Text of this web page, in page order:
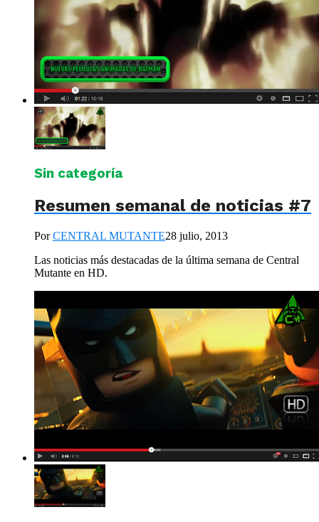
Sin categoría
Resumen semanal de noticias #7
PorCENTRAL MUTANTE28 julio, 2013
Las noticias más destacadas de la última semana de Central
Mutante en HD.